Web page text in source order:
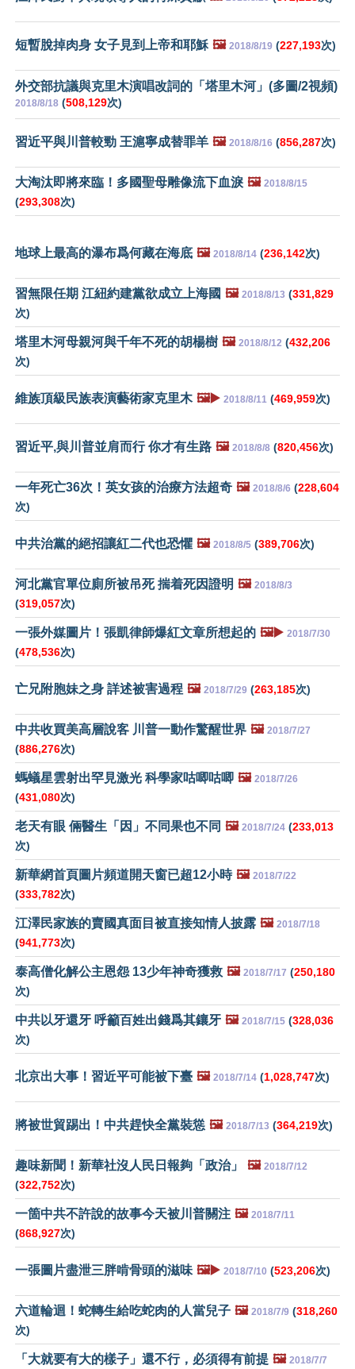
短暫脫掉肉身 女子見到上帝和耶穌 🖼️ 2018/8/19 (227,193次)
外交部抗議與克里木演唱改詞的「塔里木河」(多圖/2視頻)
2018/8/18 (508,129次)
習近平與川普較勁 王滬寧成替罪羊 🖼️ 2018/8/16 (856,287次)
大淘汰即將來臨！多國聖母雕像流下血淚 🖼️ 2018/8/15
(293,308次)
地球上最高的瀑布爲何藏在海底 🖼️ 2018/8/14 (236,142次)
習無限任期 江紐約建黨欲成立上海國 🖼️ 2018/8/13 (331,829
次)
塔里木河母親河與千年不死的胡楊樹 🖼️ 2018/8/12 (432,206
次)
維族頂級民族表演藝術家克里木 🖼️▶️ 2018/8/11 (469,959次)
習近平,與川普並肩而行 你才有生路 🖼️ 2018/8/8 (820,456次)
一年死亡36次！英女孩的治療方法超奇 🖼️ 2018/8/6 (228,604
次)
中共治黨的絕招讓紅二代也恐懼 🖼️ 2018/8/5 (389,706次)
河北黨官單位廁所被吊死 揣着死因證明 🖼️ 2018/8/3
(319,057次)
一張外媒圖片！張凱律師爆紅文章所想起的 🖼️▶️ 2018/7/30
(478,536次)
亡兄附胞妹之身 詳述被害過程 🖼️ 2018/7/29 (263,185次)
中共收買美高層說客 川普一動作驚醒世界 🖼️ 2018/7/27
(886,276次)
螞蟻星雲射出罕見激光 科學家咕唧咕唧 🖼️ 2018/7/26
(431,080次)
老天有眼 倆醫生「因」不同果也不同 🖼️ 2018/7/24 (233,013
次)
新華網首頁圖片頻道開天窗已超12小時 🖼️ 2018/7/22
(333,782次)
江澤民家族的賣國真面目被直接知情人披露 🖼️ 2018/7/18
(941,773次)
泰高僧化解公主恩怨 13少年神奇獲救 🖼️ 2018/7/17 (250,180
次)
中共以牙還牙 呼籲百姓出錢爲其鑲牙 🖼️ 2018/7/15 (328,036
次)
北京出大事！習近平可能被下臺 🖼️ 2018/7/14 (1,028,747次)
將被世貿踢出！中共趕快全黨裝慫 🖼️ 2018/7/13 (364,219次)
趣味新聞！新華社沒人民日報夠「政治」 🖼️ 2018/7/12
(322,752次)
一箇中共不許說的故事今天被川普關注 🖼️ 2018/7/11
(868,927次)
一張圖片盡泄三胖啃骨頭的滋味 🖼️▶️ 2018/7/10 (523,206次)
六道輪迴！蛇轉生給吃蛇肉的人當兒子 🖼️ 2018/7/9 (318,260
次)
「大就要有大的樣子」還不行，必須得有前提 🖼️ 2018/7/7